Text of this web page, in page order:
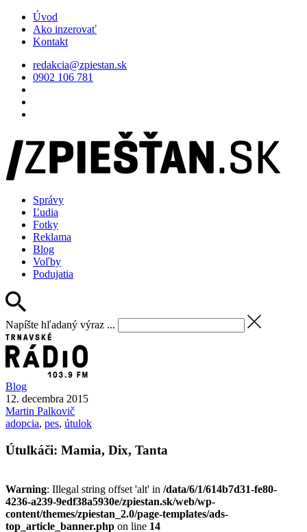
Úvod
Ako inzerovať
Kontakt
redakcia@zpiestan.sk
0902 106 781
Správy
Ľudia
Fotky
Reklama
Blog
Voľby
Podujatia
Napíšte hľadaný výraz ...
Blog
12. decembra 2015
Martin Palkovič
adopcia, pes, útulok
Útulkáči: Mamia, Dix, Tanta
Warning: Illegal string offset 'alt' in /data/6/1/614b7d31-fe80-
4236-a239-9edf38a5930e/zpiestan.sk/web/wp-
content/themes/zpiestan_2.0/page-templates/ads-
top_article_banner.php on line 14